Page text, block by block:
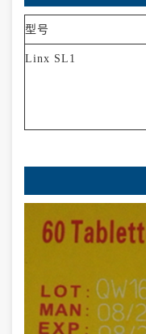
型号
Linx SL1